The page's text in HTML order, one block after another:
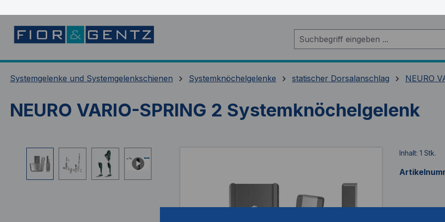
Systemgelenke und Systemgelenkschienen Systemknöchelgelenke statischer Dorsalanschlag NEURO
NEURO VARIO-SPRING 2 Systemknöchelgelenk
Bildergalerie überspringen Inhalt: 1 Stk.